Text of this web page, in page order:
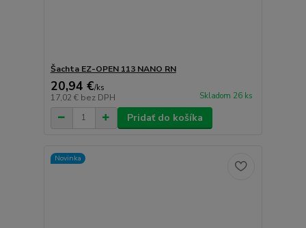
Šachta EZ-OPEN 113 NANO RN
20,94 €/ks
17,02 € bez DPH Skladom 26 ks
Pridať do košíka
Novinka